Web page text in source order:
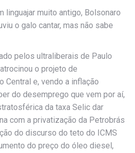
linguajar muito antigo, Bolsonaro
o galo cantar, mas não sabe
pelos ultraliberais de Paulo
o projeto de
Central e, vendo a inflação
do desemprego que vem por aí,
da taxa Selic dar
com a privatização da Petrobrás
do discurso do teto do ICMS
do preço do óleo diesel,